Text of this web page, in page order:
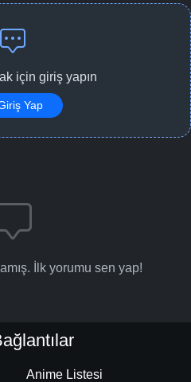
için giriş yapın
Yap
İlk yorumu sen yap!
Anime Listesi